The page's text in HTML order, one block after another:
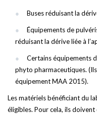
Buses réduisant la
Équipements de
réduisant la dérive liée à
Certains équipements
phyto pharmaceutiques.
équipement MAA 2015).
Les matériels bénéficiant du
éligibles. Pour cela, ils doivent